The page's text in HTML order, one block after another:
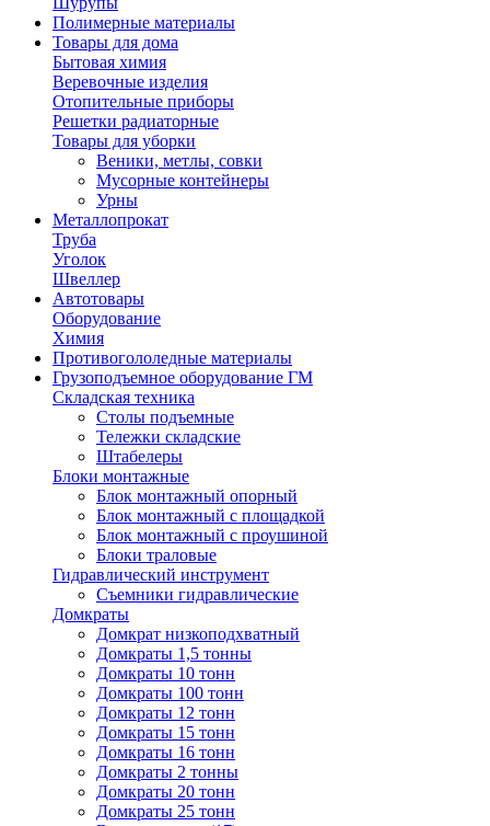
Полимерные материалы
Товары для дома
Бытовая химия
Веревочные изделия
Отопительные приборы
Решетки радиаторные
Товары для уборки
Веники, метлы, совки
Мусорные контейнеры
Урны
Металлопрокат
Труба
Уголок
Швеллер
Автотовары
Оборудование
Химия
Противогололедные материалы
Грузоподъемное оборудование ГМ
Складская техника
Столы подъемные
Тележки складские
Штабелеры
Блоки монтажные
Блок монтажный опорный
Блок монтажный с площадкой
Блок монтажный с проушиной
Блоки траловые
Гидравлический инструмент
Съемники гидравлические
Домкраты
Домкрат низкоподхватный
Домкраты 1,5 тонны
Домкраты 10 тонн
Домкраты 100 тонн
Домкраты 12 тонн
Домкраты 15 тонн
Домкраты 16 тонн
Домкраты 2 тонны
Домкраты 20 тонн
Домкраты 25 тонн